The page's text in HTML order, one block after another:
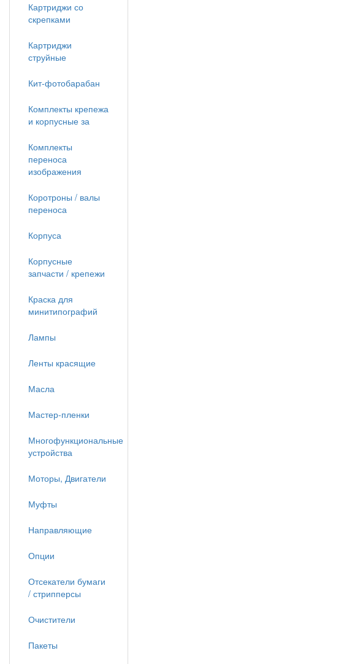
Картриджи со
скрепками
Картриджи
струйные
Кит-фотобарабан
Комплекты крепежа
и корпусные за
Комплекты
переноса
изображения
Коротроны / валы
переноса
Корпуса
Корпусные
запчасти / крепежи
Краска для
минитипографий
Лампы
Ленты красящие
Масла
Мастер-пленки
Многофункциональные
устройства
Моторы, Двигатели
Муфты
Направляющие
Опции
Отсекатели бумаги
/ стрипперсы
Очистители
Пакеты